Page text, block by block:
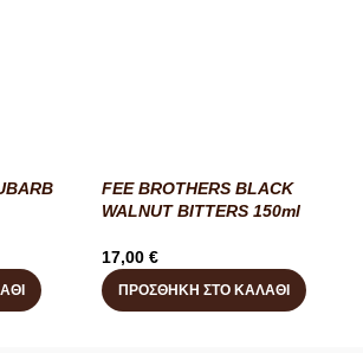
FEE BROTHERS BLACK
WALNUT BITTERS 150ml
17,00 €
ΠΡΟΣΘΉΚΗ ΣΤΟ ΚΑΛΆΘΙ